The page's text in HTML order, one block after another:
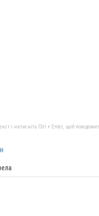
і натисніть Ctrl + Enter, щоб